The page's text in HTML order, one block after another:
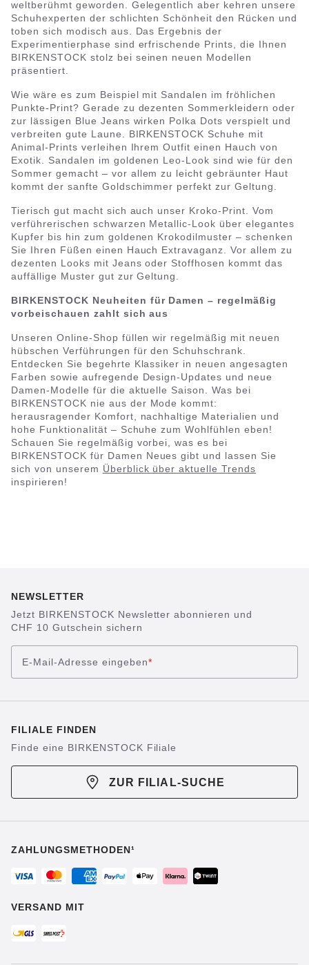
weltberühmt geworden. Gelegentlich aber kehren unsere
Schuhexperten der schlichten Schönheit den Rücken und
toben sich modisch aus. Das Ergebnis der
Experimentierphase sind erfrischende Prints, die Ihnen
BIRKENSTOCK stolz bei seinen neuen Modellen
präsentiert.
Wie wäre es zum Beispiel mit Sandalen im fröhlichen
Punkte-Print? Gerade zu dezenten Sommerkleidern oder
zur lässigen Blue Jeans wirken Polka Dots verspielt und
verbreiten gute Laune. BIRKENSTOCK Schuhe mit
Animal-Prints verleihen Ihrem Outfit einen Hauch von
Exotik. Sandalen im goldenen Leo-Look sind wie für den
Sommer gemacht – vor allem zu leicht gebräunter Haut
kommt der sanfte Goldschimmer perfekt zur Geltung.
Tierisch gut macht sich auch unser Kroko-Print. Vom
verführerischen schwarzen Metallic-Look über elegantes
Kupfer bis hin zum goldenen Krokodilmuster – schenken
Sie Ihren Füßen einen Hauch Extravaganz. Vor allem zu
dezenten Looks mit Jeans oder Stoffhosen kommt das
auffällige Muster gut zur Geltung.
BIRKENSTOCK Neuheiten für Damen – regelmäßig
vorbeischauen zahlt sich aus
Unseren Online-Shop füllen wir regelmäßig mit neuen
hübschen Verführungen für den Schuhschrank.
Entdecken Sie begehrte Klassiker in neuen angesagten
Farben sowie aufregende Design-Updates und neue
Damen-Modelle für die aktuelle Saison. Was bei
BIRKENSTOCK nie aus der Mode kommt:
herausragender Komfort, nachhaltige Materialien und
hohe Funktionalität – Schuhe zum Wohlfühlen eben!
Schauen Sie regelmäßig vorbei, was es bei
BIRKENSTOCK für Damen Neues gibt und lassen Sie
sich von unserem Überblick über aktuelle Trends
inspirieren!
NEWSLETTER
Jetzt BIRKENSTOCK Newsletter abonnieren und
CHF 10 Gutschein sichern
E-Mail-Adresse eingeben*
FILIALE FINDEN
Finde eine BIRKENSTOCK Filiale
ZUR FILIAL-SUCHE
ZAHLUNGSMETHODEN¹
VERSAND MIT